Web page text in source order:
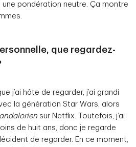
une pondération neutre. Ça montre
que regardez-
j’ai hâte de regarder, j’ai grandi
la génération Star Wars, alors
sur Netflix. Toutefois, j’ai
de huit ans, donc je regarde
de regarder. En ce moment,